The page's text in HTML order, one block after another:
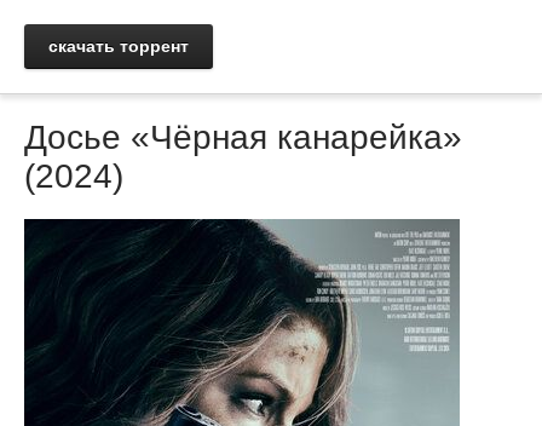
скачать торрент
Досье «Чёрная канарейка»
(2024)